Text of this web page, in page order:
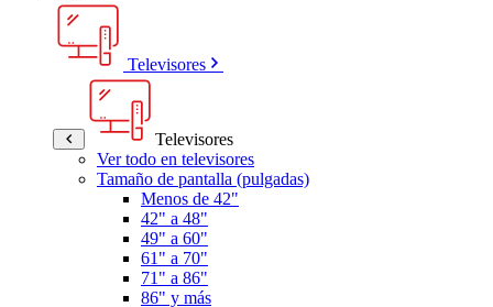
Televisores
Televisores
Ver todo en televisores
Tamaño de pantalla (pulgadas)
Menos de 42"
42" a 48"
49" a 60"
61" a 70"
71" a 86"
86" y más